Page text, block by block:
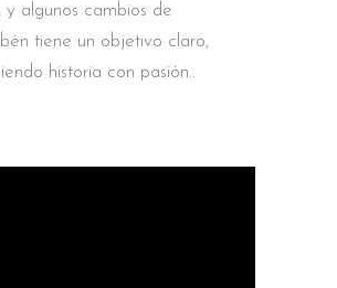
algunos cambios de
tiene un objetivo claro,
historia con pasión